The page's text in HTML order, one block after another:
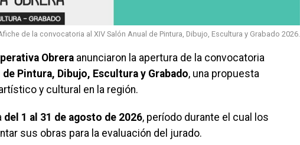
de la convocatoria al XIV Salón Anual de Pintura, Dibujo, Escultura y Grabado 2026.
Obrera anunciaron la apertura de la convocatoria
de Pintura, Dibujo, Escultura y Grabado, una propuesta
y cultural en la región.
del 1 al 31 de agosto de 2026, período durante el cual los
sus obras para la evaluación del jurado.